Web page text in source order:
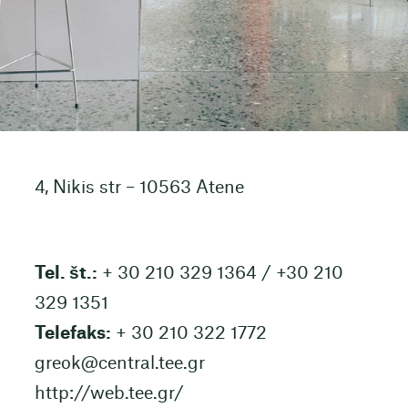
4, Nikis str – 10563 Atene
Tel. št.: + 30 210 329 1364 / +30 210
329 1351
Telefaks: + 30 210 322 1772
greok@central.tee.gr
http://web.tee.gr/